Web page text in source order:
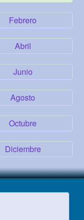
Febrero
Abril
Junio
Agosto
Octubre
Diciembre